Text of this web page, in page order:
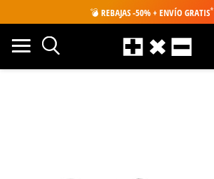
💣 REBAJAS -50% + ENVÍO GRATIS*